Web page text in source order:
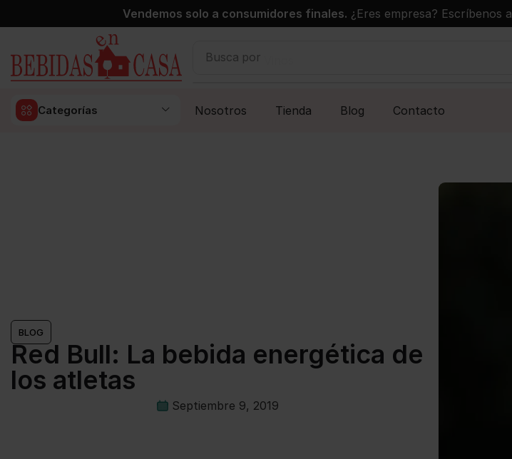
Vendemos solo a consumidores finales. ¿Eres empresa? Escríbenos a
Busca por
Categorías Nosotros Tienda Blog Contacto
BLOG
Red Bull: La bebida energética de
los atletas
Septiembre 9, 2019